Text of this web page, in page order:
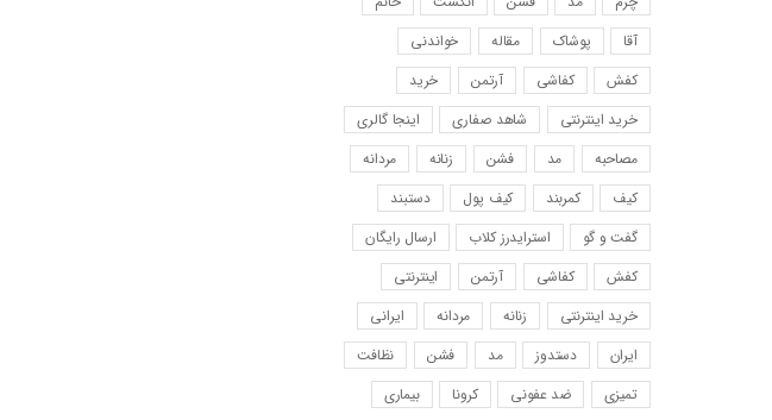
آقا
پوشاک مقاله
خواندنی
کفش
کفاشی آرتمن
خرید
خرید اینترنتی
شاهد صفاری
اینجا گالری
مصاحبه
مد فشن زنانه
مردانه
کیف
کمربند کیف پول
دستبند
گفت و گو
استرایدرز کلاب
ارسال رایگان
کفش
کفاشی آرتمن
اینترنتی
خرید اینترنتی
زنانه مردانه
ایرانی
ایران
دستدوز مد فشن
نظافت
تمیزی
ضد عفونی کرونا
بیماری